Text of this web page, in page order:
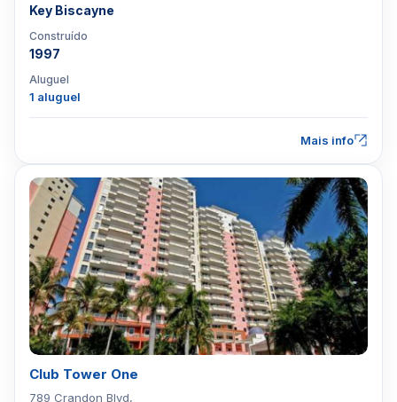
Key Biscayne
Construído
1997
Aluguel
1 aluguel
Mais info
Club Tower One
789 Crandon Blvd,